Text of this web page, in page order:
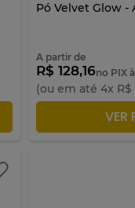
Pó Velvet Glow -
A partir de
R$ 128,16no PIX
(ou em até4x R$
VER